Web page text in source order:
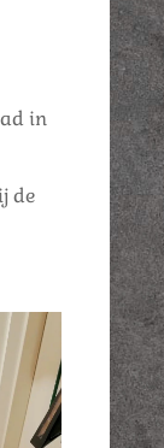
in
de